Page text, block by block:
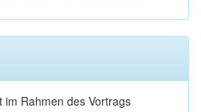
im Rahmen des Vortrags